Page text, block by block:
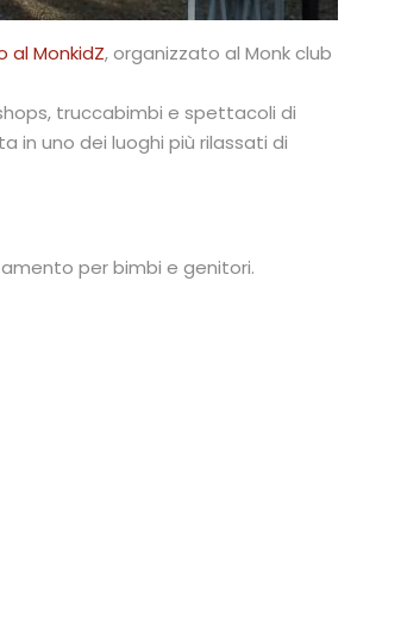
al MonkidZ, organizzato al Monk club
truccabimbi e spettacoli di
in uno dei luoghi più rilassati di
per bimbi e genitori.